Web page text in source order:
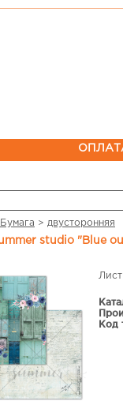
Бумага > двусторонняя
studio "Blue
Код